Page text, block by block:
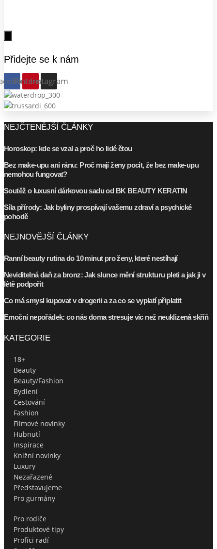
Přidejte se k nám
PinterestInstagram
NEJČTENĚJŠÍ ČLÁNKY
Horoskop: kde se vzal a proč ho lidé čtou
Bez make-upu ani ránu: Proč mají ženy pocit, že bez make-upu
nemohou fungovat?
Soutěž o luxusní dárkovou sadu od BK BEAUTY KERATIN
Síla přírody: Jak byliny prospívají vašemu zdraví a psychické
pohodě
NEJNOVĚJŠÍ ČLÁNKY
Ranní beauty rutina do 10 minut pro ženy, které nestíhají
Neviditelná daň za bronz: Jak slunce mění strukturu pleti a jak ji v
létě podpořit
Co má smysl kupovat v drogerii a za co se vyplatí připlatit
Emoční nepořádek: co nás doma stresuje víc než neuklizená skříň
KATEGORIE
18+
Beauty
Beauty/Fashion
Bydlení
Cestování
Fashion
Filmové novinky
Hubnutí
Inspirace
Knižní novinky
Luxury
Nezařazené
Představujeme
Pro gurmány
Pro rodiče
Produktové tipy
Profíci radí